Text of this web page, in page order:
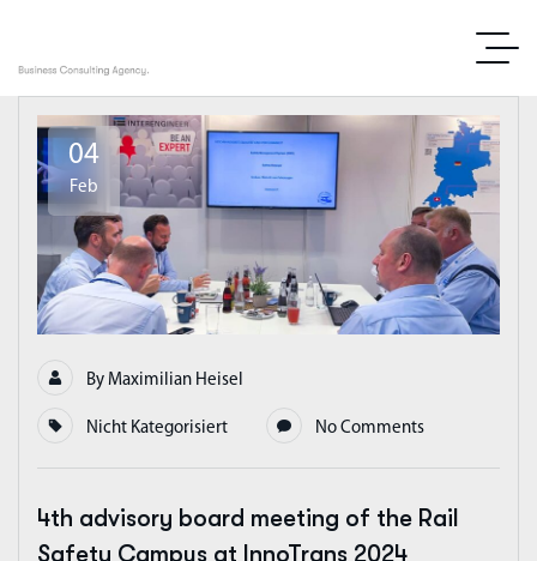
04
Feb
By Maximilian Heisel
Nicht Kategorisiert No Comments
4th advisory board meeting of the Rail
Safety Campus at InnoTrans 2024